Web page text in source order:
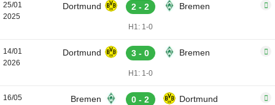
25/01
2025
Dortmund 2 - 2 Bremen
H1: 1-0
14/01
2026
Dortmund 3 - 0 Bremen
H1: 1-0
16/05 Bremen 0 - 2 Dortmund